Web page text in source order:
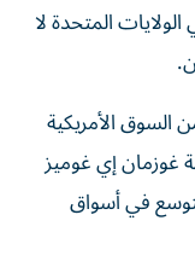
المتحدة لا
السوق الأمريكية
غوزمان إي غوميز
في أسواق